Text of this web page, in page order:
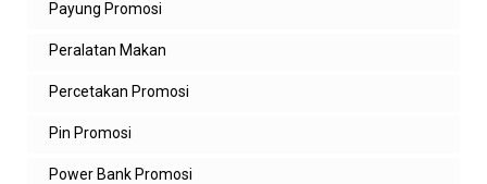
Payung Promosi
Peralatan Makan
Percetakan Promosi
Pin Promosi
Power Bank Promosi